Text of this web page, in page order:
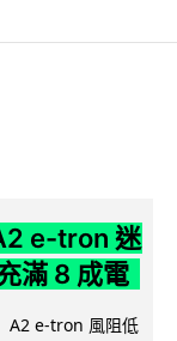
e-tron 迷
滿 8 成電
A2 e-tron 風阻低